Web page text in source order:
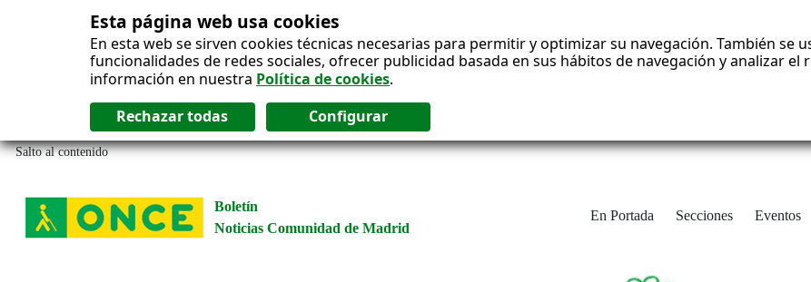
Esta página web usa cookies
En esta web se sirven cookies técnicas necesarias para permitir y optimizar su navegación. También se
funcionalidades de redes sociales, ofrecer publicidad basada en sus hábitos de navegación y analizar
información en nuestra Política de cookies.
Salto al contenido
Boletín
Noticias Comunidad de Madrid
En Portada Secciones Eventos